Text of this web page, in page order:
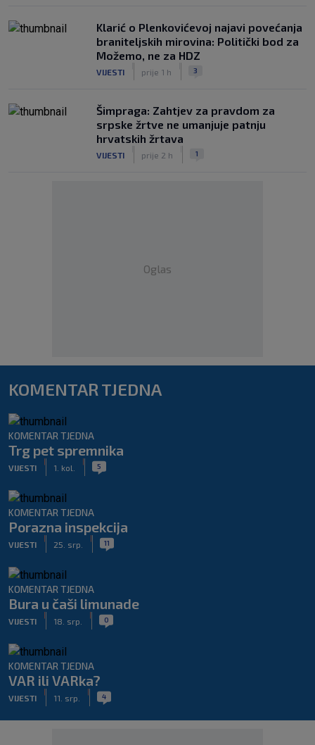
Klarić o Plenkovićevoj najavi povećanja
braniteljskih mirovina: Politički bod za
Možemo, ne za HDZ
VIJESTI prije 1 h 3
Šimpraga: Zahtjev za pravdom za
srpske žrtve ne umanjuje patnju
hrvatskih žrtava
VIJESTI prije 2 h 1
Oglas
KOMENTAR TJEDNA
KOMENTAR TJEDNA
Trg pet spremnika
VIJESTI 1. kol. 5
KOMENTAR TJEDNA
Porazna inspekcija
VIJESTI 25. srp. 11
KOMENTAR TJEDNA
Bura u čaši limunade
VIJESTI 18. srp. 0
KOMENTAR TJEDNA
VAR ili VARka?
VIJESTI 11. srp. 4